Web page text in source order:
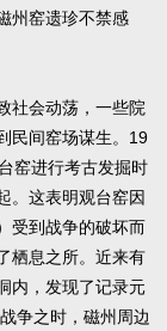
州窑遗珍不禁感
会动荡，一些院
民间窑场谋生。19
窑进行考古发掘时
。这表明观台窑因
受到战争的破坏而
栖息之所。近来有
内，发现了记录元
争之时，磁州周边